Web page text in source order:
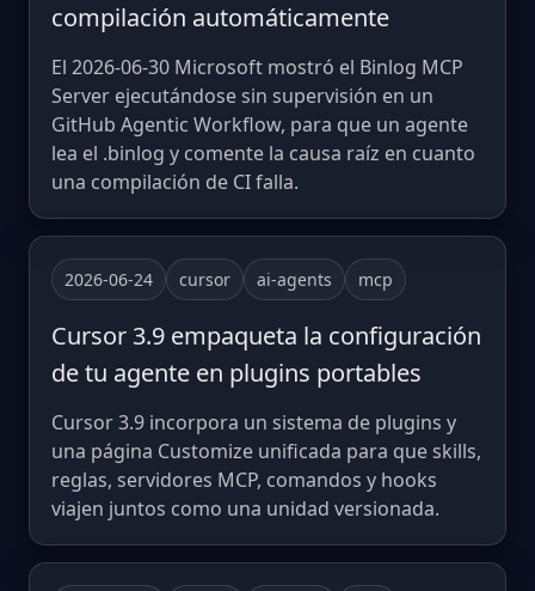
compilación automáticamente
El 2026-06-30 Microsoft mostró el Binlog MCP
Server ejecutándose sin supervisión en un
GitHub Agentic Workflow, para que un agente
lea el .binlog y comente la causa raíz en cuanto
una compilación de CI falla.
2026-06-24 cursor ai-agents mcp
Cursor 3.9 empaqueta la configuración
de tu agente en plugins portables
Cursor 3.9 incorpora un sistema de plugins y
una página Customize unificada para que skills,
reglas, servidores MCP, comandos y hooks
viajen juntos como una unidad versionada.